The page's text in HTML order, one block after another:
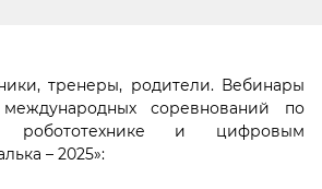
тренеры, родители. Вебинары
соревнований по
робототехнике и цифровым
– 2025»: